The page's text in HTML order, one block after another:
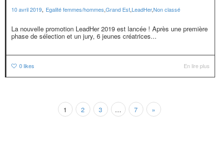
10 avril 2019, Egalité femmes/hommes,Grand Est,LeadHer,Non classé
La nouvelle promotion LeadHer 2019 est lancée ! Après une première
phase de sélection et un jury, 6 jeunes créatrices...
0likes En lire plus
1 2 3 … 7 »